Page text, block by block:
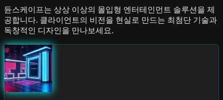
듄스케이프는 상상 이상의 몰입형 엔터테인먼트 솔루션을 제
공합니다. 클라이언트의 비전을 현실로 만드는 최첨단 기술과
독창적인 디자인을 만나보세요.